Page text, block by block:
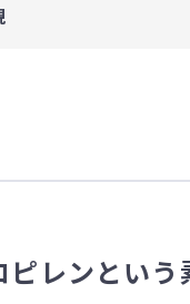
レンという